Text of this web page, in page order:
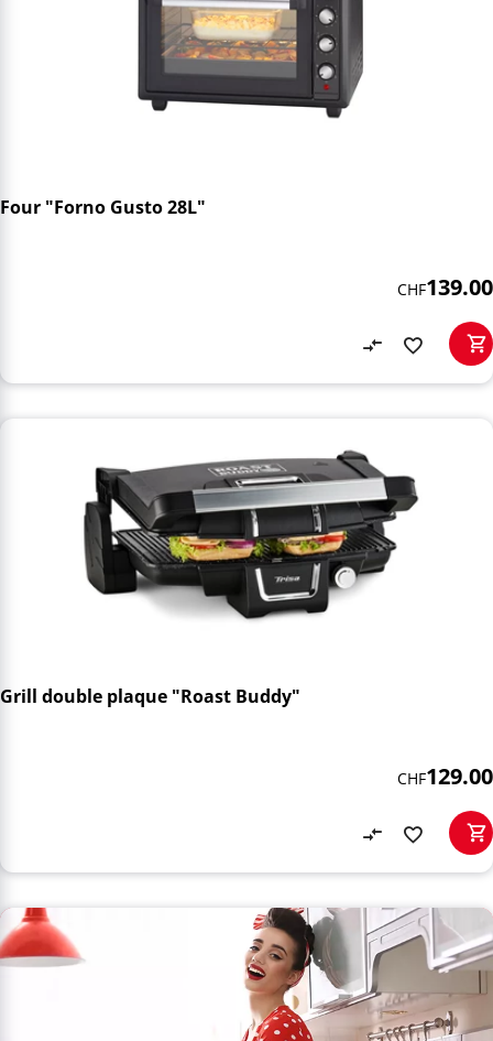
Four "Forno Gusto 28L"
CHF139.00
Grill double plaque "Roast Buddy"
CHF129.00